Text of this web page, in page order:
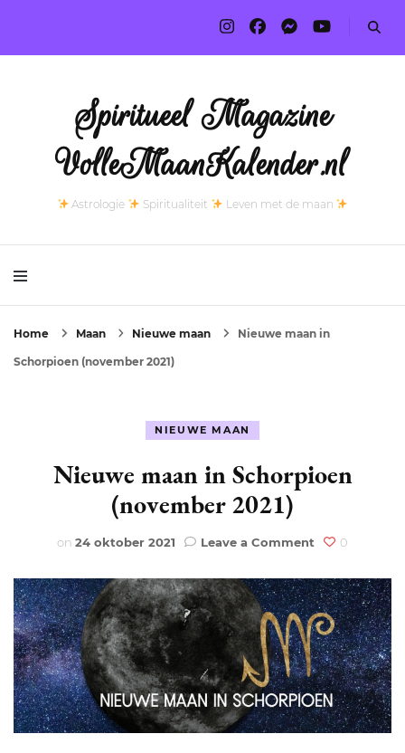
Spiritueel Magazine
VolleMaanKalender.nl
Astrologie Spiritualiteit Leven met de maan
Home Maan Nieuwe maan Nieuwe maan in
Schorpioen (november 2021)
NIEUWE MAAN
Nieuwe maan in Schorpioen
(november 2021)
on 24 oktober 2021 Leave a Comment on
maan
in
Schorpioen
(november
2021)
0